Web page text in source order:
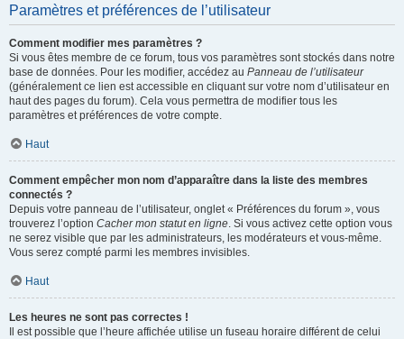
Paramètres et préférences de l’utilisateur
Comment modifier mes paramètres ?
Si vous êtes membre de ce forum, tous vos paramètres sont stockés dans notre
base de données. Pour les modifier, accédez au Panneau de l’utilisateur
(généralement ce lien est accessible en cliquant sur votre nom d’utilisateur en
haut des pages du forum). Cela vous permettra de modifier tous les
paramètres et préférences de votre compte.
Haut
Comment empêcher mon nom d’apparaître dans la liste des membres
connectés ?
Depuis votre panneau de l’utilisateur, onglet « Préférences du forum », vous
trouverez l’option Cacher mon statut en ligne. Si vous activez cette option vous
ne serez visible que par les administrateurs, les modérateurs et vous-même.
Vous serez compté parmi les membres invisibles.
Haut
Les heures ne sont pas correctes !
Il est possible que l’heure affichée utilise un fuseau horaire différent de celui